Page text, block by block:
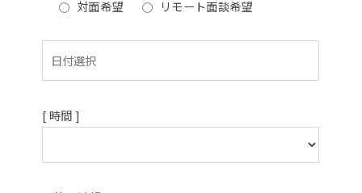
対面希望 リモート面談希望
[ 時間 ]